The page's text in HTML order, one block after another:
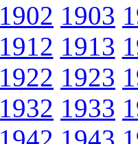
1902 1903
1912 1913
1922 1923
1932 1933